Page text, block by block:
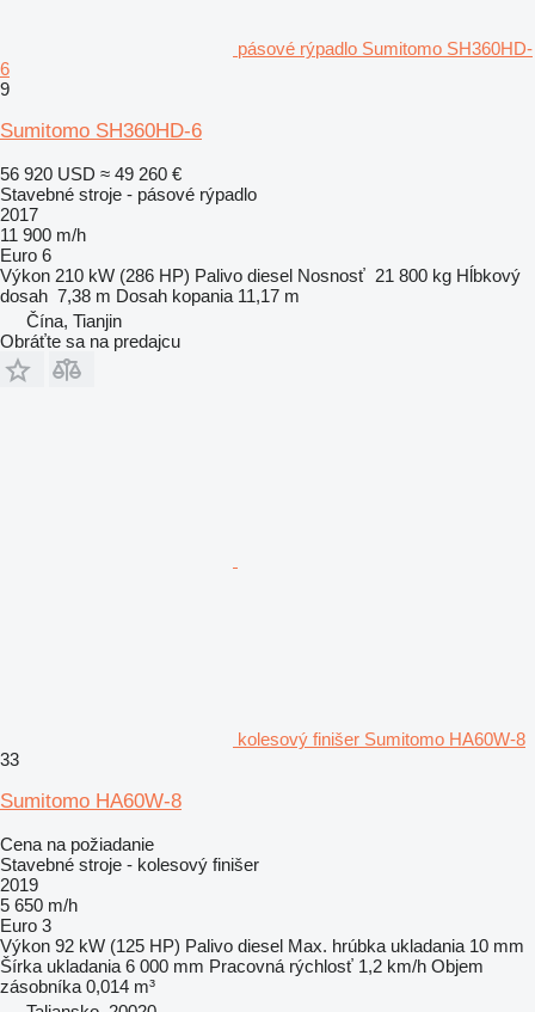
pásové rýpadlo Sumitomo SH360HD-
6
9
Sumitomo SH360HD-6
56 920 USD ≈ 49 260 €
Stavebné stroje - pásové rýpadlo
2017
11 900 m/h
Euro 6
Výkon 210 kW (286 HP) Palivo diesel Nosnosť 21 800 kg Hĺbkový
dosah 7,38 m Dosah kopania 11,17 m
Čína, Tianjin
Obráťte sa na predajcu
kolesový finišer Sumitomo HA60W-8
33
Sumitomo HA60W-8
Cena na požiadanie
Stavebné stroje - kolesový finišer
2019
5 650 m/h
Euro 3
Výkon 92 kW (125 HP) Palivo diesel Max. hrúbka ukladania 10 mm
Šírka ukladania 6 000 mm Pracovná rýchlosť 1,2 km/h Objem
zásobníka 0,014 m³